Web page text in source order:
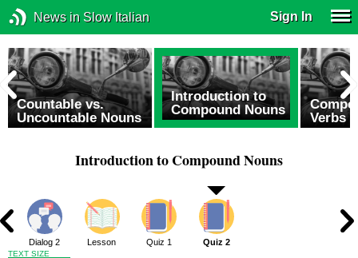
News in Slow Italian Sign In
Countable vs.
Uncountable Nouns
Introduction to
Compound Nouns
Verbs
Introduction to Compound Nouns
Dialog 2 Lesson Quiz 1 Quiz 2
TEXT SIZE